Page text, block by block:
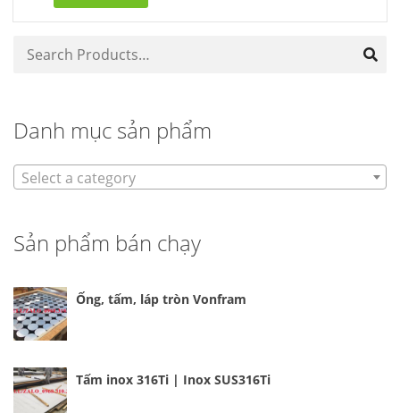
Danh mục sản phẩm
Select a category
Sản phẩm bán chạy
Ống, tấm, láp tròn Vonfram
Tấm inox 316Ti | Inox SUS316Ti